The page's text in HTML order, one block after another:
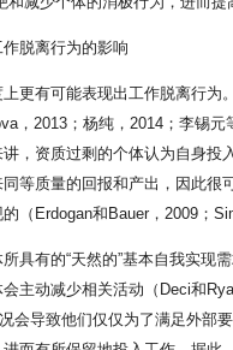
作脱离行为的影响
更有可能表现出工作脱离行
，2013；杨纯，2014；李锡
，资质过剩的个体认为自身
等质量的回报和产出，因此
（Erdogan和Bauer，2009；
具有的“天然的”基本自我实
主动减少相关活动（Deci和
会导致他们仅仅为了满足外